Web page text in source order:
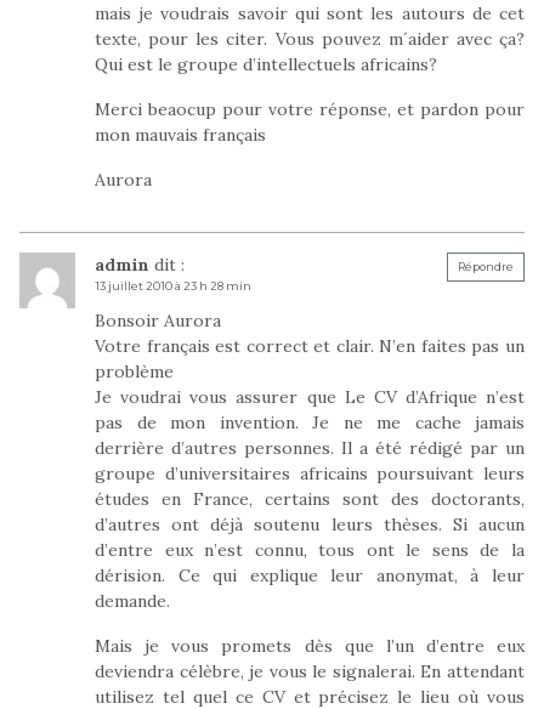
mais je voudrais savoir qui sont les autours de cet
texte, pour les citer. Vous pouvez m´aider avec ça?
Qui est le groupe d’intellectuels africains?
Merci beaocup pour votre réponse, et pardon pour
mon mauvais français
Aurora
admin dit :
13 juillet 2010 à 23 h 28 min
Bonsoir Aurora
Votre français est correct et clair. N’en faites pas un
problème
Je voudrai vous assurer que Le CV d’Afrique n’est
pas de mon invention. Je ne me cache jamais
derrière d’autres personnes. Il a été rédigé par un
groupe d’universitaires africains poursuivant leurs
études en France, certains sont des doctorants,
d’autres ont déjà soutenu leurs thèses. Si aucun
d’entre eux n’est connu, tous ont le sens de la
dérision. Ce qui explique leur anonymat, à leur
demande.
Mais je vous promets dès que l’un d’entre eux
deviendra célèbre, je vous le signalerai. En attendant
utilisez tel quel ce CV et précisez le lieu où vous
Répondre